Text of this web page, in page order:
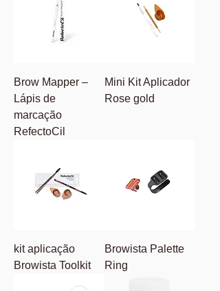
Brow Mapper –
Lápis de
marcação
RefectoCil
Mini Kit Aplicador
Rose gold
kit aplicação
Browista Toolkit
Browista Palette
Ring